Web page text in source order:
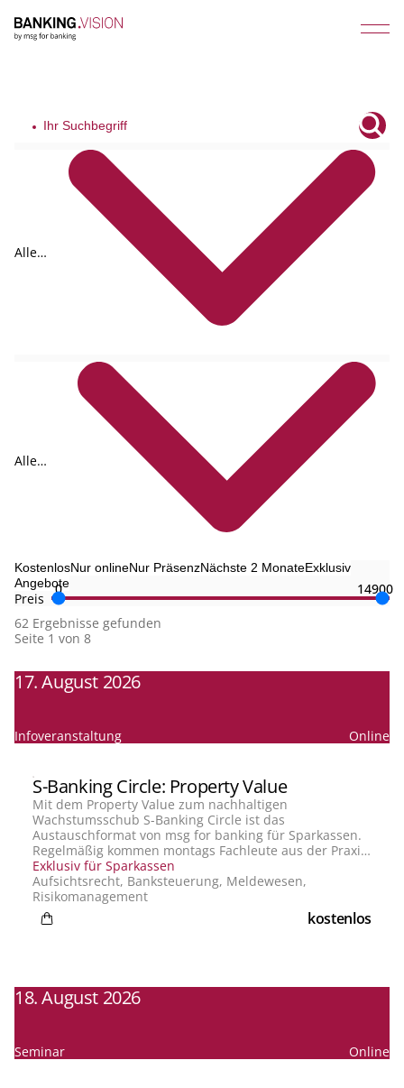
Alle
Alle
KostenlosNur onlineNur PräsenzNächste 2 MonateExklusiv
Angebote
Preis
0
14900
62 Ergebnisse gefunden
Seite 1 von 8
17. August 2026
Infoveranstaltung Online
S-Banking Circle: Property Value
Mit dem Property Value zum nachhaltigen
Wachstumsschub S-Banking Circle ist das
Austauschformat von msg for banking für Sparkassen.
Regelmäßig kommen montags Fachleute aus der Praxis
zusammen, um aktuelle Themen rund um die
Banksteuerung zu diskutieren, Erfahrungen zu teilen
und gemeinsam weiterzudenken. Unsere Experten
setzen mit gezielten Impulsen den Rahmen – im
Mittelpunkt steht jedoch der offene Austausch: Ihre
Banksteuerungsexperten aus Sparkassen – vernetzt,
informiert und immer einen Schritt voraus. In dieser
Implementierung effizient und reibungslos umgesetzt
werden können. Tauschen Sie sich zu ersten
Exklusiv für Sparkassen
Aufsichtsrecht, Banksteuerung, Meldewesen,
Risikomanagement
kostenlos
18. August 2026
Seminar Online